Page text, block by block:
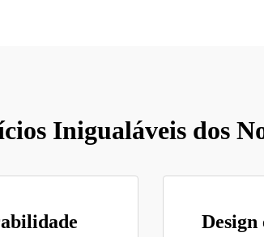
Inigualáveis dos
Design